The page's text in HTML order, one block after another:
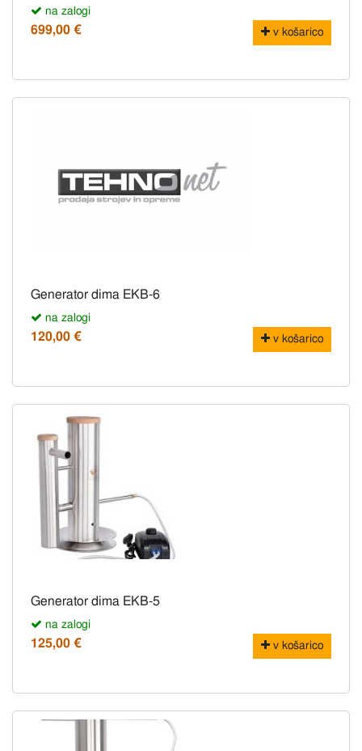
na zalogi
699,00 € v košarico
Generator dima EKB-6
na zalogi
120,00 € v košarico
Generator dima EKB-5
na zalogi
125,00 € v košarico